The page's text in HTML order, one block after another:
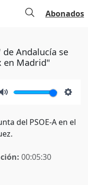
Abonados
Andalucía se
en Madrid"
del PSOE-A en el
00:05:30